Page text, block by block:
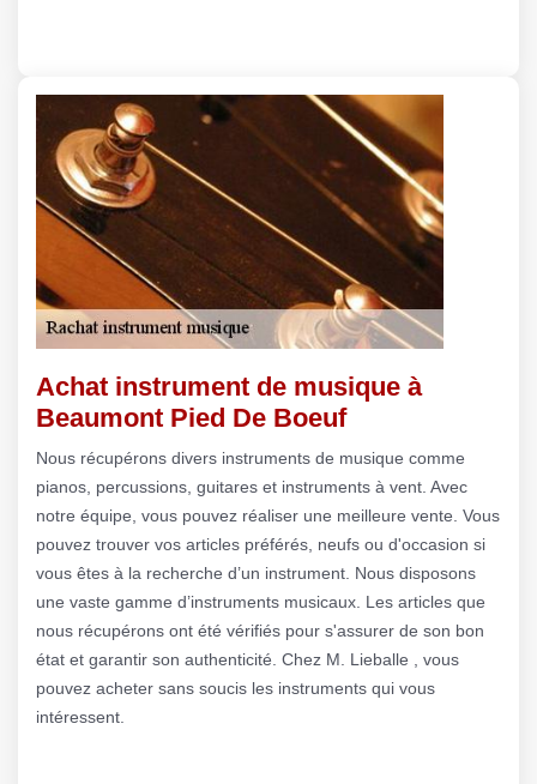
Achat instrument de musique à
Beaumont Pied De Boeuf
Nous récupérons divers instruments de musique comme
pianos, percussions, guitares et instruments à vent. Avec
notre équipe, vous pouvez réaliser une meilleure vente. Vous
pouvez trouver vos articles préférés, neufs ou d'occasion si
vous êtes à la recherche d’un instrument. Nous disposons
une vaste gamme d’instruments musicaux. Les articles que
nous récupérons ont été vérifiés pour s'assurer de son bon
état et garantir son authenticité. Chez M. Lieballe , vous
pouvez acheter sans soucis les instruments qui vous
intéressent.